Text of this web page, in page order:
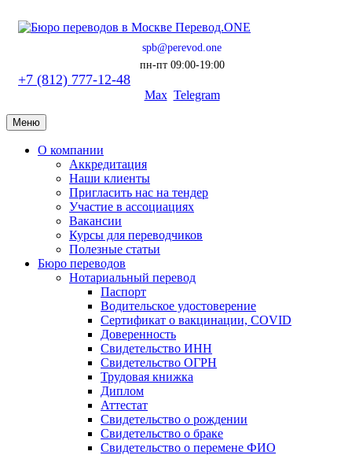
spb@perevod.one
пн-пт 09:00-19:00
+7 (812) 777-12-48
Max Telegram
Меню
О компании
Аккредитация
Наши клиенты
Пригласить нас на тендер
Участие в ассоциациях
Вакансии
Курсы для переводчиков
Полезные статьи
Бюро переводов
Нотариальный перевод
Паспорт
Водительское удостоверение
Сертификат о вакцинации, COVID
Доверенность
Свидетельство ИНН
Свидетельство ОГРН
Трудовая книжка
Диплом
Аттестат
Свидетельство о рождении
Свидетельство о браке
Свидетельство о перемене ФИО